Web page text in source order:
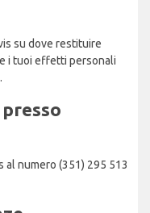
su dove restituire
i tuoi effetti personali
numero (351) 295 513